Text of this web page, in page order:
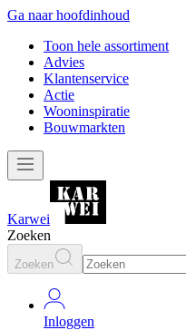
Ga naar hoofdinhoud
Toon hele assortiment
Advies
Klantenservice
Actie
Wooninspiratie
Bouwmarkten
Karwei
Zoeken
Zoeken
Inloggen